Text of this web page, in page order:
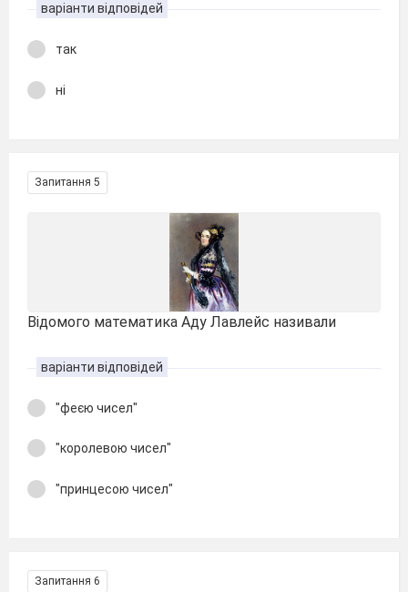
варіанти відповідей
так
ні
Запитання 5
Відомого математика Аду Лавлейс називали
варіанти відповідей
"феєю чисел"
"королевою чисел"
"принцесою чисел"
Запитання 6